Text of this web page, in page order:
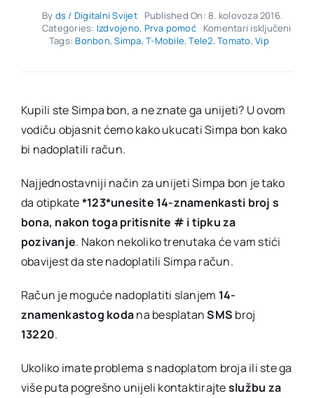
By ds / Digitalni Svijet
Published On: 8. kolovoza 2016.
Categories: Izdvojeno, Prva pomoć Komentari isključeni
Tags:Bonbon,Simpa,T-Mobile,Tele2,Tomato,Vip
Kupili ste Simpa bon, a ne znate ga unijeti? U ovom
vodiču objasnit ćemo kako ukucati Simpa bon kako
bi nadoplatili račun.
Najjednostavniji način za unijeti Simpa bon je tako
da otipkate*123*unesite 14-znamenkasti broj s
bona, nakon toga pritisnite # i tipku za
pozivanje. Nakon nekoliko trenutaka će vam stići
obavijest da ste nadoplatili Simpa račun.
Račun je moguće nadoplatiti slanjem 14-
znamenkastog kodana besplatanSMS broj
13220.
Ukoliko imate problema s nadoplatom broja ili ste ga
više puta pogrešno unijeli kontaktirajteslužbu za